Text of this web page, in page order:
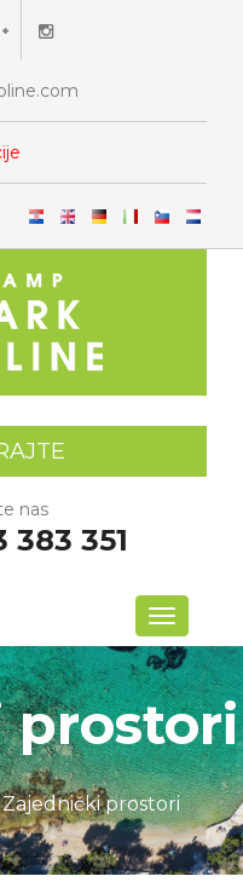
nas
383 351
Izbornik
prostori
Zajednički prostori